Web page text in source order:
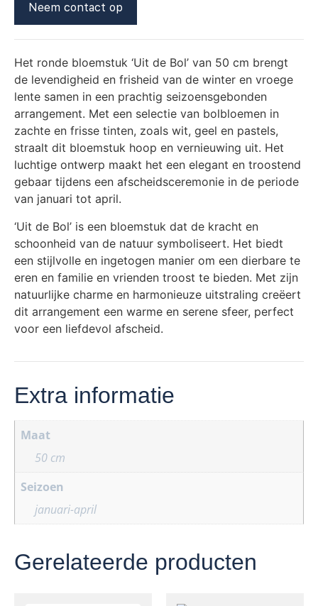
Neem contact op
Het ronde bloemstuk ‘Uit de Bol’ van 50 cm brengt
de levendigheid en frisheid van de winter en vroege
lente samen in een prachtig seizoensgebonden
arrangement. Met een selectie van bolbloemen in
zachte en frisse tinten, zoals wit, geel en pastels,
straalt dit bloemstuk hoop en vernieuwing uit. Het
luchtige ontwerp maakt het een elegant en troostend
gebaar tijdens een afscheidsceremonie in de periode
van januari tot april.
‘Uit de Bol’ is een bloemstuk dat de kracht en
schoonheid van de natuur symboliseert. Het biedt
een stijlvolle en ingetogen manier om een dierbare te
eren en familie en vrienden troost te bieden. Met zijn
natuurlijke charme en harmonieuze uitstraling creëert
dit arrangement een warme en serene sfeer, perfect
voor een liefdevol afscheid.
Extra informatie
Maat
50 cm
Seizoen
januari-april
Gerelateerde producten